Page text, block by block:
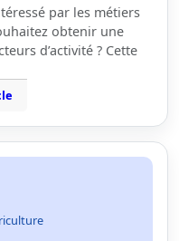
par les métiers
obtenir une
d’activité ? Cette